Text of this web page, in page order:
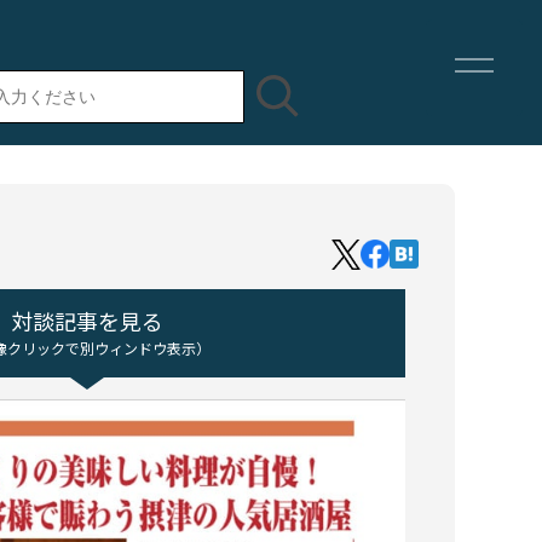
対談記事を見る
クリックで別ウィンドウ表示）